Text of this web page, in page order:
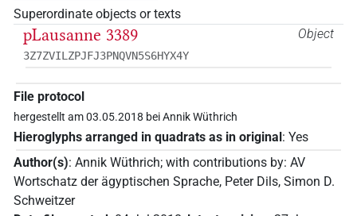
Superordinate objects or texts
Object
pLausanne 3389
3Z7ZVILZPJFJ3PNQVN5S6HYX4Y
File protocol
hergestellt am 03.05.2018 bei Annik Wüthrich
Hieroglyphs arranged in quadrats as in original: Yes
Author(s): Annik Wüthrich; with contributions by: AV
Wortschatz der ägyptischen Sprache, Peter Dils, Simon D.
Schweitzer